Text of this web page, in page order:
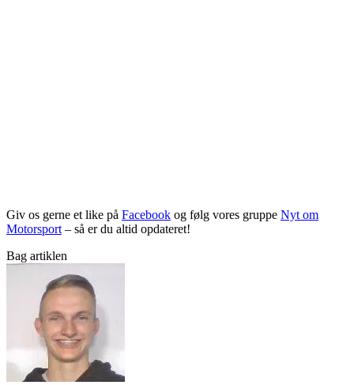
Giv os gerne et like på Facebook og følg vores gruppe Nyt om
Motorsport– så er du altid opdateret!
Bag artiklen